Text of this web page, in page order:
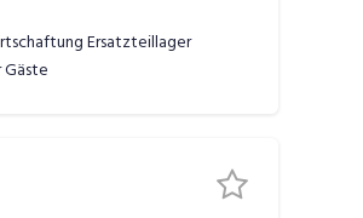
Ersatzteillager